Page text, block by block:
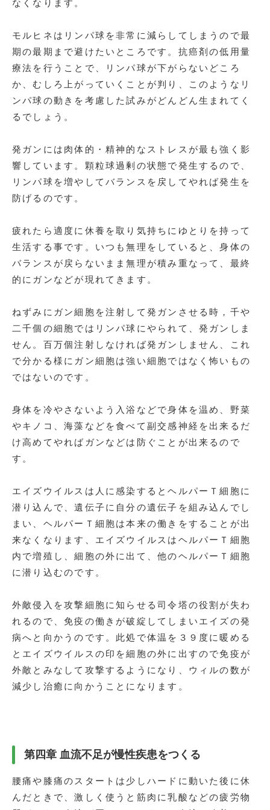
なくなります。
モルヒネはリンパ球を非常に減らしてしまうので最
期の最期まで避けたいところです。抗癌剤の低用量
療法を行うことで、リンパ球が下がらないどころ
か、むしろ上がっていくことが判り、このようなリ
ンパ球の動きを考慮した試みがどんどん生まれてく
るでしょう。
発ガンには肉体的・精神的なストレスが最も強く影
響しています。顆粒球過剰の状態で発生するので、
リンパ球を増やしてバランスを戻してやれば発生を
防げるのです。
疲れたら適度に休養を取り気持ちにゆとりを持って
生活する事です。いつも無理をしていると、身体の
バランスが戻らないまま無理が積み重なって、最終
的にガンなどが現れてきます。
ねずみにガン細胞を注射して発ガンさせる時，千や
二千個の細胞ではリンパ球にやられて、発ガンしま
せん。百万個注射しなければ発ガンしません、これ
で分かる様にガン細胞は強い細胞ではなく怖いもの
ではないのです。
身体を冷やさないよう入浴などで身体を温め、野菜
やキノコ、海藻などを食べて副交感神経を出来るだ
け高めてやればガンなどは防ぐことが出来るので
す。
エイズウイルスは人に感染するとヘルパーＴ細胞に
潜り込んで、遺伝子に自分の遺伝子を組み込んでし
まい、ヘルパーＴ細胞は本来の働きをすることが出
来なくなります、エイズウイルスはヘルパーＴ細胞
内で増殖し、細胞の外に出て、他のヘルパーＴ細胞
に潜り込むのです。
外敵侵入を攻撃細胞に知らせる司令塔の役割が失わ
れるので、免疫の働きが破綻してしまいエイズの発
病へと向かうのです。此処で体温を３９度に暖める
とエイズウイルスの印を細胞の外に出すので免疫が
外敵とみなして攻撃するようになり、ウィルの数が
減少し治癒に向かうことになります。
第四章 血流不足が慢性疾患をつくる
腰痛や膝痛のスタートは少しハードに動いた後に休
んだときで、激しく使うと筋肉に乳酸などの疲労物